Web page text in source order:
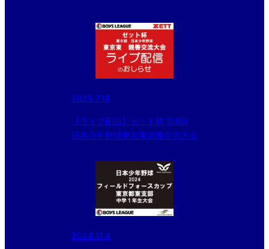
2025.7.18
【ライブ配信】ゼット杯 第8回
日本少年野球東京東親善交流大会
2024.11.4